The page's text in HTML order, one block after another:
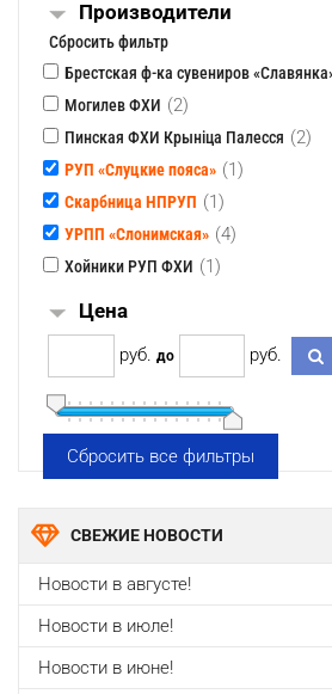
Производители
Сбросить фильтр
Брестская ф-ка сувениров
Могилев ФХИ (2)
Пинская ФХИ Крынiца Палесся (2)
РУП «Слуцкие пояса» (1)
Скарбница НПРУП (1)
УРПП «Слонимская» (4)
Хойники РУП ФХИ (1)
Цена
pуб. до pуб.
Сбросить все фильтры
СВЕЖИЕ НОВОСТИ
Новости в августе!
Новости в июле!
Новости в июне!